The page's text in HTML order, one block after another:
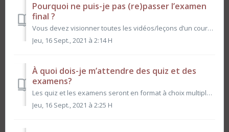
Pourquoi ne puis-je pas (re)passer l’examen
final ?
Vous devez visionner toutes les vidéos/leçons d’un cours avant de pouvoir passer l’examen. Vous n’avez que deux coups pour prendre la finale et devez p...
Jeu, 16 Sept., 2021 à 2:14 H
À quoi dois-je m’attendre des quiz et des
examens?
Les quiz et les examens seront en format à choix multiples et à réponse unique. Les quiz vous prépareront aux examens en testant votre compréhension du cont...
Jeu, 16 Sept., 2021 à 2:25 H